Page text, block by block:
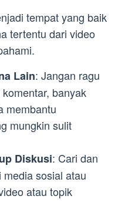
tempat yang baik
tertentu dari video
Lain: Jangan ragu
banyak
membantu
mungkin sulit
Diskusi: Cari dan
sosial atau
atau topik